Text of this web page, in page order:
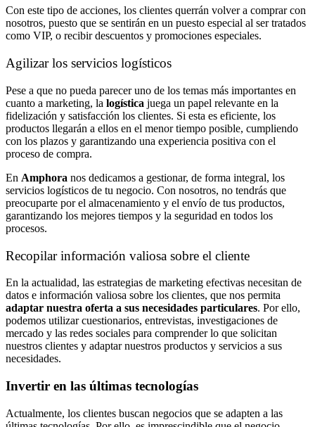
Con este tipo de acciones, los clientes querrán volver a comprar con
nosotros, puesto que se sentirán en un puesto especial al ser tratados
como VIP, o recibir descuentos y promociones especiales.
Agilizar los servicios logísticos
Pese a que no pueda parecer uno de los temas más importantes en
cuanto a marketing, la logística juega un papel relevante en la
fidelización y satisfacción los clientes. Si esta es eficiente, los
productos llegarán a ellos en el menor tiempo posible, cumpliendo
con los plazos y garantizando una experiencia positiva con el
proceso de compra.
En Amphora nos dedicamos a gestionar, de forma integral, los
servicios logísticos de tu negocio. Con nosotros, no tendrás que
preocuparte por el almacenamiento y el envío de tus productos,
garantizando los mejores tiempos y la seguridad en todos los
procesos.
Recopilar información valiosa sobre el cliente
En la actualidad, las estrategias de marketing efectivas necesitan de
datos e información valiosa sobre los clientes, que nos permita
adaptar nuestra oferta a sus necesidades particulares. Por ello,
podemos utilizar cuestionarios, entrevistas, investigaciones de
mercado y las redes sociales para comprender lo que solicitan
nuestros clientes y adaptar nuestros productos y servicios a sus
necesidades.
Invertir en las últimas tecnologías
Actualmente, los clientes buscan negocios que se adapten a las